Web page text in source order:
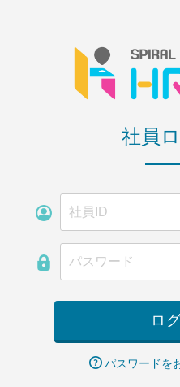
社員
パスワードを